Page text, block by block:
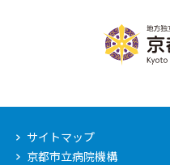
サイトマップ
京都市立病院機構